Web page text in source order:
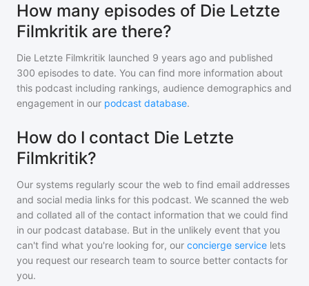
How many episodes of Die Letzte
Filmkritik are there?
Die Letzte Filmkritik launched 9 years ago and published
300 episodes to date. You can find more information about
this podcast including rankings, audience demographics and
engagement in our podcast database.
How do I contact Die Letzte
Filmkritik?
Our systems regularly scour the web to find email addresses
and social media links for this podcast. We scanned the web
and collated all of the contact information that we could find
in our podcast database. But in the unlikely event that you
can't find what you're looking for, our concierge service lets
you request our research team to source better contacts for
you.